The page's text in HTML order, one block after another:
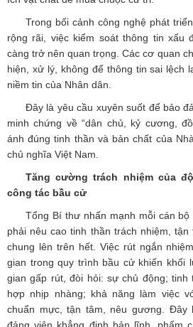
Trong bối cảnh công nghệ phát
rộng rãi, việc kiểm soát thông tin xấu
càng trở nên quan trọng. Các cơ quan
hiện, xử lý, không để thông tin sai lệch
niềm tin của Nhân dân.
Đây là yêu cầu xuyên suốt để bảo
minh chứng về “dân chủ, kỷ cương,
ánh đúng tinh thần và bản chất của
chủ nghĩa Việt Nam.
Tăng cường trách nhiệm của
công tác bầu cử
Tổng Bí thư nhấn mạnh mỗi cán
phải nêu cao tinh thần trách nhiệm,
chung lên trên hết. Việc rút ngắn
gian trong quy trình bầu cử khiến khối
gian gấp rút, đòi hỏi: sự chủ động; tinh
hợp nhịp nhàng; khả năng làm việc
chuẩn mực, tận tâm, nêu gương. Đây